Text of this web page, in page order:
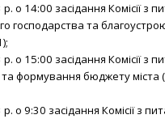
о 14:00 засідання Комісії з
господарства та
о 15:00 засідання Комісії з
формування бюджету
о 9:30 засідання Комісії з